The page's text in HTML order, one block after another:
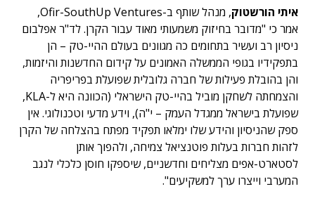
איתי הורשטוק
, מנהל שותף ב-Ofir-SouthUp Ventures,
אמר כי "מדובר בחיזוק משמעותי מאוד עבור הקרן. לד"ר אפלבום
ניסיון רב ועשיר בתחומים כה מגוונים בעולם ההיי-טק – הן
בתפקידיו בגופי הממשלה האמונים על קידום החדשנות והיזמות,
והן בהובלת פעילות של חברה גלובלית שפועלת בפריפריה
והצמחתה לשחקן מוביל בהיי-טק הישראלי (הכוונה היא ל-KLA,
שפועלת בישראל ממגדל העמק – י"ה), וידע מדעי וטכנולוגי. אין
ספק שהניסיון והידע שלו ימלאו תפקיד מפתח בהצלחה של הקרן
לזהות חברות בעלות פוטנציאל צמיחה, ולהפוך אותן
לסטארט-אפים מצליחים וחדשניים, שיספקו חוסן כלכלי לנגב
המערבי וייצרו ערך למשקיעים".